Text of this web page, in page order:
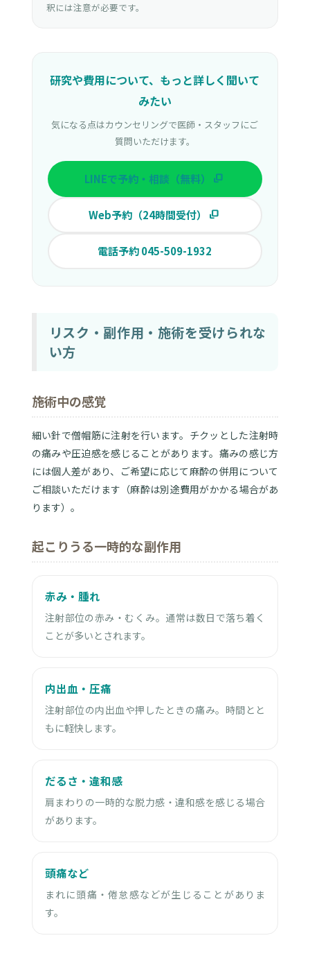
釈には注意が必要です。
研究や費用について、もっと詳しく聞いて
みたい
気になる点はカウンセリングで医師・スタッフにご
質問いただけます。
LINEで予約・相談（無料）
Web予約（24時間受付）
電話予約 045-509-1932
リスク・副作用・施術を受けられな
い方
施術中の感覚
細い針で僧帽筋に注射を行います。チクッとした注射時
の痛みや圧迫感を感じることがあります。痛みの感じ方
には個人差があり、ご希望に応じて麻酔の併用について
ご相談いただけます（麻酔は別途費用がかかる場合があ
ります）。
起こりうる一時的な副作用
赤み・腫れ
注射部位の赤み・むくみ。通常は数日で落ち着く
ことが多いとされます。
内出血・圧痛
注射部位の内出血や押したときの痛み。時間とと
もに軽快します。
だるさ・違和感
肩まわりの一時的な脱力感・違和感を感じる場合
があります。
頭痛など
まれに頭痛・倦怠感などが生じることがありま
す。